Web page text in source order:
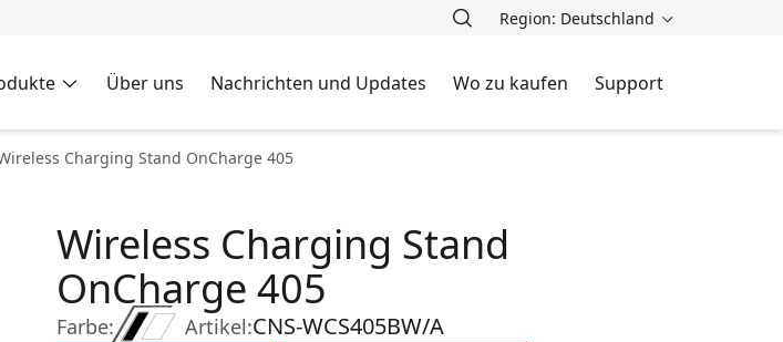
Region: Deutschland
Über uns Nachrichten und Updates Wo zu kaufen Support
Charging Stand OnCharge 405
Farbe:
Wireless Charging Stand
OnCharge 405
Artikel:CNS-WCS405BW/A